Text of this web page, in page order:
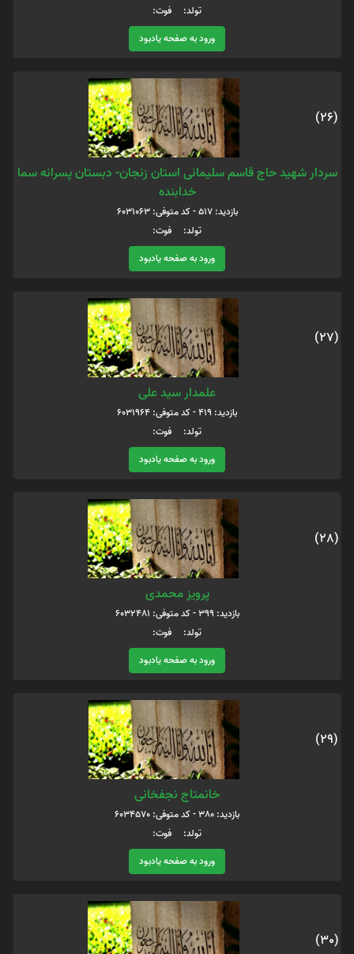
تولد: فوت:
ورود به صفحه یادبود
(26)
سردار شهید حاج قاسم سلیمانی استان زنجان- دبستان پسرانه سما
خدابنده
بازدید: 517 - کد متوفی: 6031063
تولد: فوت:
ورود به صفحه یادبود
(27)
علمدار سید علی
بازدید: 419 - کد متوفی: 6031964
تولد: فوت:
ورود به صفحه یادبود
(28)
پرویز محمدی
بازدید: 399 - کد متوفی: 6032481
تولد: فوت:
ورود به صفحه یادبود
(29)
خانمتاج نجفخانی
بازدید: 380 - کد متوفی: 6034570
تولد: فوت:
ورود به صفحه یادبود
(30)